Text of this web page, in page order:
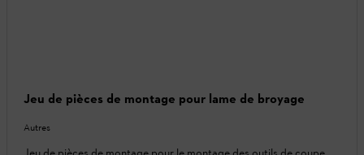
Jeu de pièces de montage pour lame de broyage
Autres